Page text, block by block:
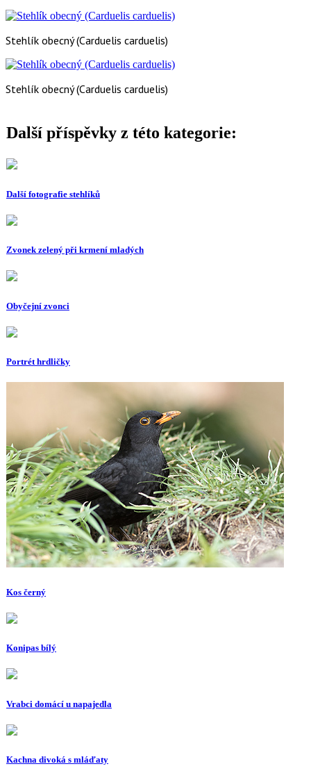
Stehlík obecný (Carduelis carduelis)
Stehlík obecný (Carduelis carduelis)
Další příspěvky z této kategorie:
Další fotografie stehlíků
Zvonek zelený při krmení mladých
Obyčejní zvonci
Portrét hrdličky
Kos černý
Konipas bílý
Vrabci domácí u napajedla
Kachna divoká s mláďaty